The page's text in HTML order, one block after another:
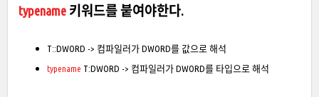
typename 키워드를 붙여야한다.
T::DWORD -> 컴파일러가 DWORD를 값으로 해석
typename T:DWORD -> 컴파일러가 DWORD를 타입으로 해석